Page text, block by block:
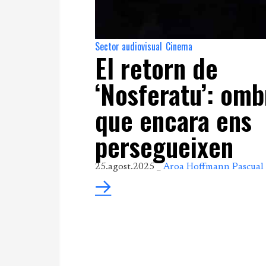
Sector audiovisual Cinema
El retorn de
‘Nosferatu’:
que encara ens
persegueixen
25.agost.2025 _ Aroa Hoffmann Pascual